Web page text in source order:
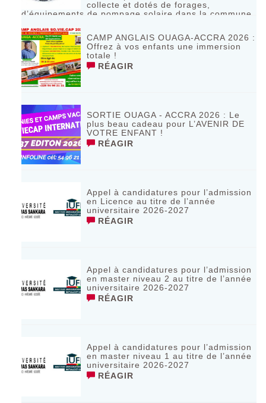
collecte et dotés de forages,
d’équipements de pompage solaire dans la commune
RÉAGIR
CAMP ANGLAIS OUAGA-ACCRA 2026 :
Offrez à vos enfants une immersion
totale !
RÉAGIR
SORTIE OUAGA - ACCRA 2026 : Le
plus beau cadeau pour L’AVENIR DE
VOTRE ENFANT !
RÉAGIR
Appel à candidatures pour l’admission
en Licence au titre de l’année
universitaire 2026-2027
RÉAGIR
Appel à candidatures pour l’admission
en master niveau 2 au titre de l’année
universitaire 2026-2027
RÉAGIR
Appel à candidatures pour l’admission
en master niveau 1 au titre de l’année
universitaire 2026-2027
RÉAGIR